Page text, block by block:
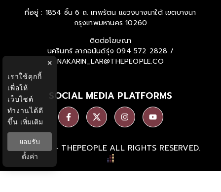
ที่อยู่ : 1854 ชั้น 6 ถ. เทพรัตน แขวงบางนาใต้ เขตบางนา
กรุงเทพมหานคร 10260
ติดต่อโฆษณา
นครินทร์ ลาภอนันด์รุ่ง 094 572 2828 /
NAKARIN_LAR@THEPEOPLE.CO
SOCIAL MEDIA PLATFORMS
Ⓒ 2026 - THEPEOPLE ALL RIGHTS RESERVED.
×
เราใช้คุกกี้
เพื่อให้
เว็บไซต์
ทำงานได้ดี
ขึ้น เพิ่มเติม
ยอมรับ
ตั้งค่า